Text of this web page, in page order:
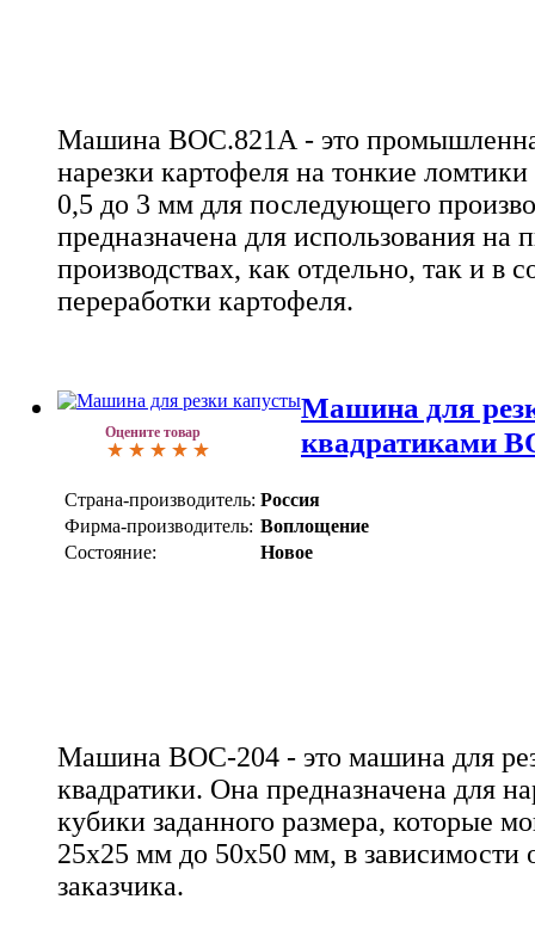
Машина ВОС.821А - это
нарезки картофеля на тонкие
0,5 до 3 мм для последующего
предназначена для использования на
производствах, как отдельно, так и в
переработки картофеля.
Оцените товар
Машина для
квадратиками
Страна-производитель: Россия
Фирма-производитель: Воплощение
Состояние:
Новое
Машина ВОС-204 - это машина для
квадратики. Она предназначена для
кубики заданного размера, которые
25x25 мм до 50x50 мм, в зависимости
заказчика.